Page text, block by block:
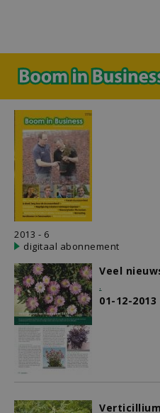
2013 - 6
digitaal abonnement
Veel
.
01-12-2013